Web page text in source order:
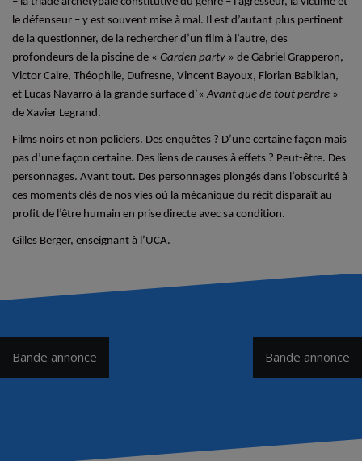
le défenseur – y est souvent mise à mal. Il est d’autant plus pertinent
de la questionner, de la rechercher d’un film à l’autre, des
profondeurs de la piscine de « Garden party » de Gabriel Grapperon,
Victor Caire, Théophile, Dufresne, Vincent Bayoux, Florian Babikian,
et Lucas Navarro à la grande surface d’« Avant que de tout perdre »
de Xavier Legrand.
Films noirs et non policiers. Des enquêtes ? D’une certaine façon mais
pas d’une façon certaine. Des liens de causes à effets ? Peut-être. Des
personnages. Avant tout. Des personnages plongés dans l’obscurité à
ces moments clés de nos vies où la mécanique du récit disparaît au
profit de l’être humain en prise directe avec sa condition.
Gilles Berger, enseignant à l’UCA.
Navigation
de
Bande annonce Bande annonce